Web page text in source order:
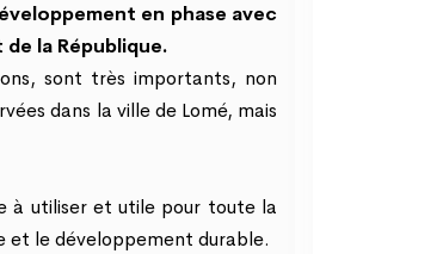
en phase avec
de la République.
sont très importants, non
dans la ville de Lomé, mais
à utiliser et utile pour toute la
le développement durable.